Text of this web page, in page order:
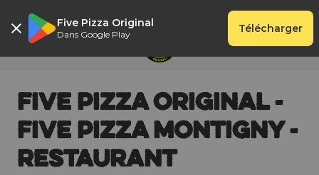
Five Pizza Original
Dans Google Play Télécharger
FIVE PIZZA ORIGINAL -
FIVE PIZZA MONTIGNY -
RESTAURANT